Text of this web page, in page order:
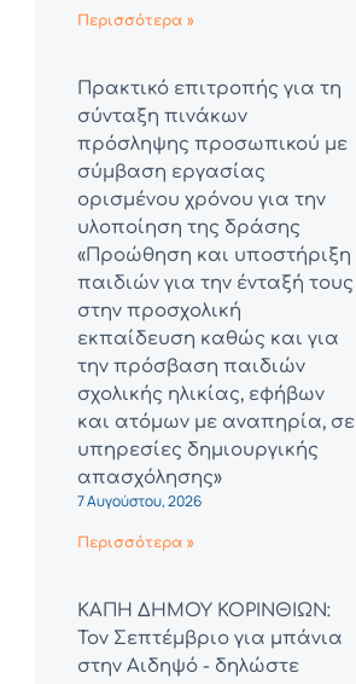
Περισσότερα »
Πρακτικό επιτροπής για τη
σύνταξη πινάκων
πρόσληψης προσωπικού με
σύμβαση εργασίας
ορισμένου χρόνου για την
υλοποίηση της δράσης
«Προώθηση και υποστήριξη
παιδιών για την ένταξή τους
στην προσχολική
εκπαίδευση καθώς και για
την πρόσβαση παιδιών
σχολικής ηλικίας, εφήβων
και ατόμων με αναπηρία, σε
υπηρεσίες δημιουργικής
απασχόλησης»
7 Αυγούστου, 2026
Περισσότερα »
ΚΑΠΗ ΔΗΜΟΥ ΚΟΡΙΝΘΙΩΝ:
Τον Σεπτέμβριο για μπάνια
στην Αιδηψό - δηλώστε